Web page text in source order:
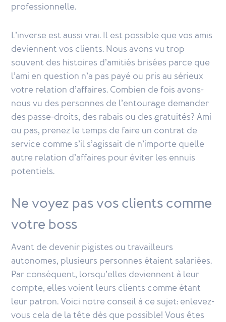
professionnelle.
L’inverse est aussi vrai. Il est possible que vos amis
deviennent vos clients. Nous avons vu trop
souvent des histoires d’amitiés brisées parce que
l’ami en question n’a pas payé ou pris au sérieux
votre relation d’affaires. Combien de fois avons-
nous vu des personnes de l’entourage demander
des passe-droits, des rabais ou des gratuités? Ami
ou pas, prenez le temps de faire un contrat de
service comme s’il s’agissait de n’importe quelle
autre relation d’affaires pour éviter les ennuis
potentiels.
Ne voyez pas vos clients comme
votre boss
Avant de devenir pigistes ou travailleurs
autonomes, plusieurs personnes étaient salariées.
Par conséquent, lorsqu’elles deviennent à leur
compte, elles voient leurs clients comme étant
leur patron. Voici notre conseil à ce sujet: enlevez-
vous cela de la tête dès que possible! Vous êtes